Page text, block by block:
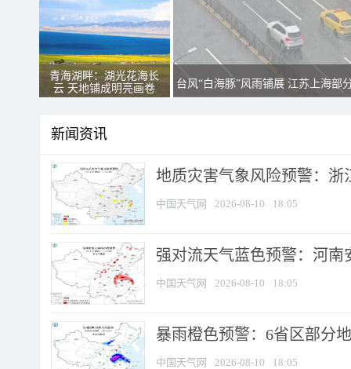
青海湖畔：湖光花海长
云 天地铺成明亮画卷
台风“白海豚”风雨铺展 江苏上海部
新闻资讯
地质灾害气象风险预警：浙
中国天气网 2026-08-10 18:05
强对流天气蓝色预警：河南
中国天气网 2026-08-10 18:05
暴雨橙色预警：6省区部分
中国天气网 2026-08-10 18:05